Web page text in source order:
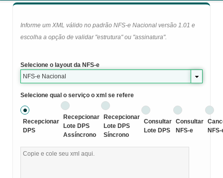
Informe um XML válido no padrão NFS-e Nacional versão 1.01 e
escolha a opção de validar "estrutura" ou "assinatura".
Selecione o layout da NFS-e
NFS-e Nacional
Selecione qual o serviço o xml se refere
Recepcionar
DPS
Recepcionar
Lote DPS
Assíncrono
Recepcionar
Lote DPS
Síncrono
Consultar
Lote DPS
Consultar
NFS-e
NFS-